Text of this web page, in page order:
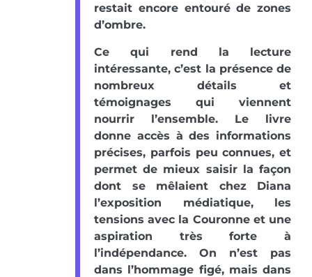
restait encore entouré de zones
d’ombre.
Ce qui rend la lecture
intéressante, c’est la présence de
nombreux détails et
témoignages qui viennent
nourrir l’ensemble. Le livre
donne accès à des informations
précises, parfois peu connues, et
permet de mieux saisir la façon
dont se mêlaient chez Diana
l’exposition médiatique, les
tensions avec la Couronne et une
aspiration très forte à
l’indépendance. On n’est pas
dans l’hommage figé, mais dans